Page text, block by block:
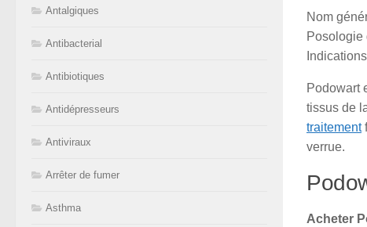
Nom
Posologie
Podowart
tissus de
traitement
verrue.
Acheter
Antalgiques
Antibacterial
Antibiotiques
Antidépresseurs
Antiviraux
Arrêter de fumer
Asthma